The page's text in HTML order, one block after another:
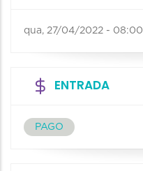
qua, 27/04/2022 - 08:00
ENTRADA
PAGO